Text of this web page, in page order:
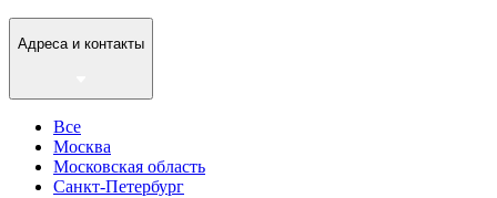
Адреса и контакты
Все
Москва
Московская область
Санкт-Петербург